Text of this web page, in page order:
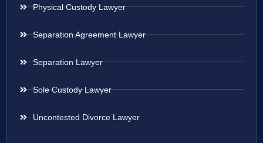
Physical Custody Lawyer
Separation Agreement Lawyer
Separation Lawyer
Sole Custody Lawyer
Uncontested Divorce Lawyer